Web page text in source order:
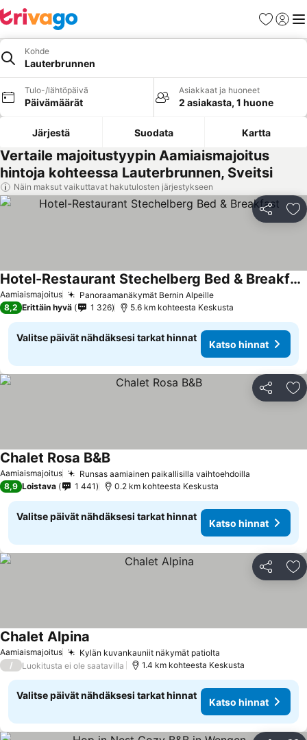
Suosikit
Kohde
Lauterbrunnen
Tulo-/lähtöpäivä
Päivämäärät
Asiakkaat ja huoneet
2 asiakasta, 1 huone
Järjestä Suodata Kartta
Vertaile majoitustyypin Aamiaismajoitus
hintoja kohteessa Lauterbrunnen, Sveitsi
Näin maksut vaikuttavat hakutulosten järjestykseen
Jaa
Aamiaismajoitus Panoraamanäkymät Bernin Alpeille
Hotel-Restaurant Stechelberg Bed & Breakfast
8,2 Erittäin hyvä 1 326 5.6 km kohteesta Keskusta
Valitse päivät nähdäksesi tarkat hinnat
Katso hinnat
Jaa
Aamiaismajoitus Runsas aamiainen paikallisilla vaihtoehdoilla
Chalet Rosa B&B
8,9 Loistava 1 441 0.2 km kohteesta Keskusta
Valitse päivät nähdäksesi tarkat hinnat
Katso hinnat
Jaa
Aamiaismajoitus Kylän kuvankauniit näkymät patiolta
Chalet Alpina
/ Luokitusta ei ole saatavilla 1.4 km kohteesta Keskusta
Valitse päivät nähdäksesi tarkat hinnat
Katso hinnat